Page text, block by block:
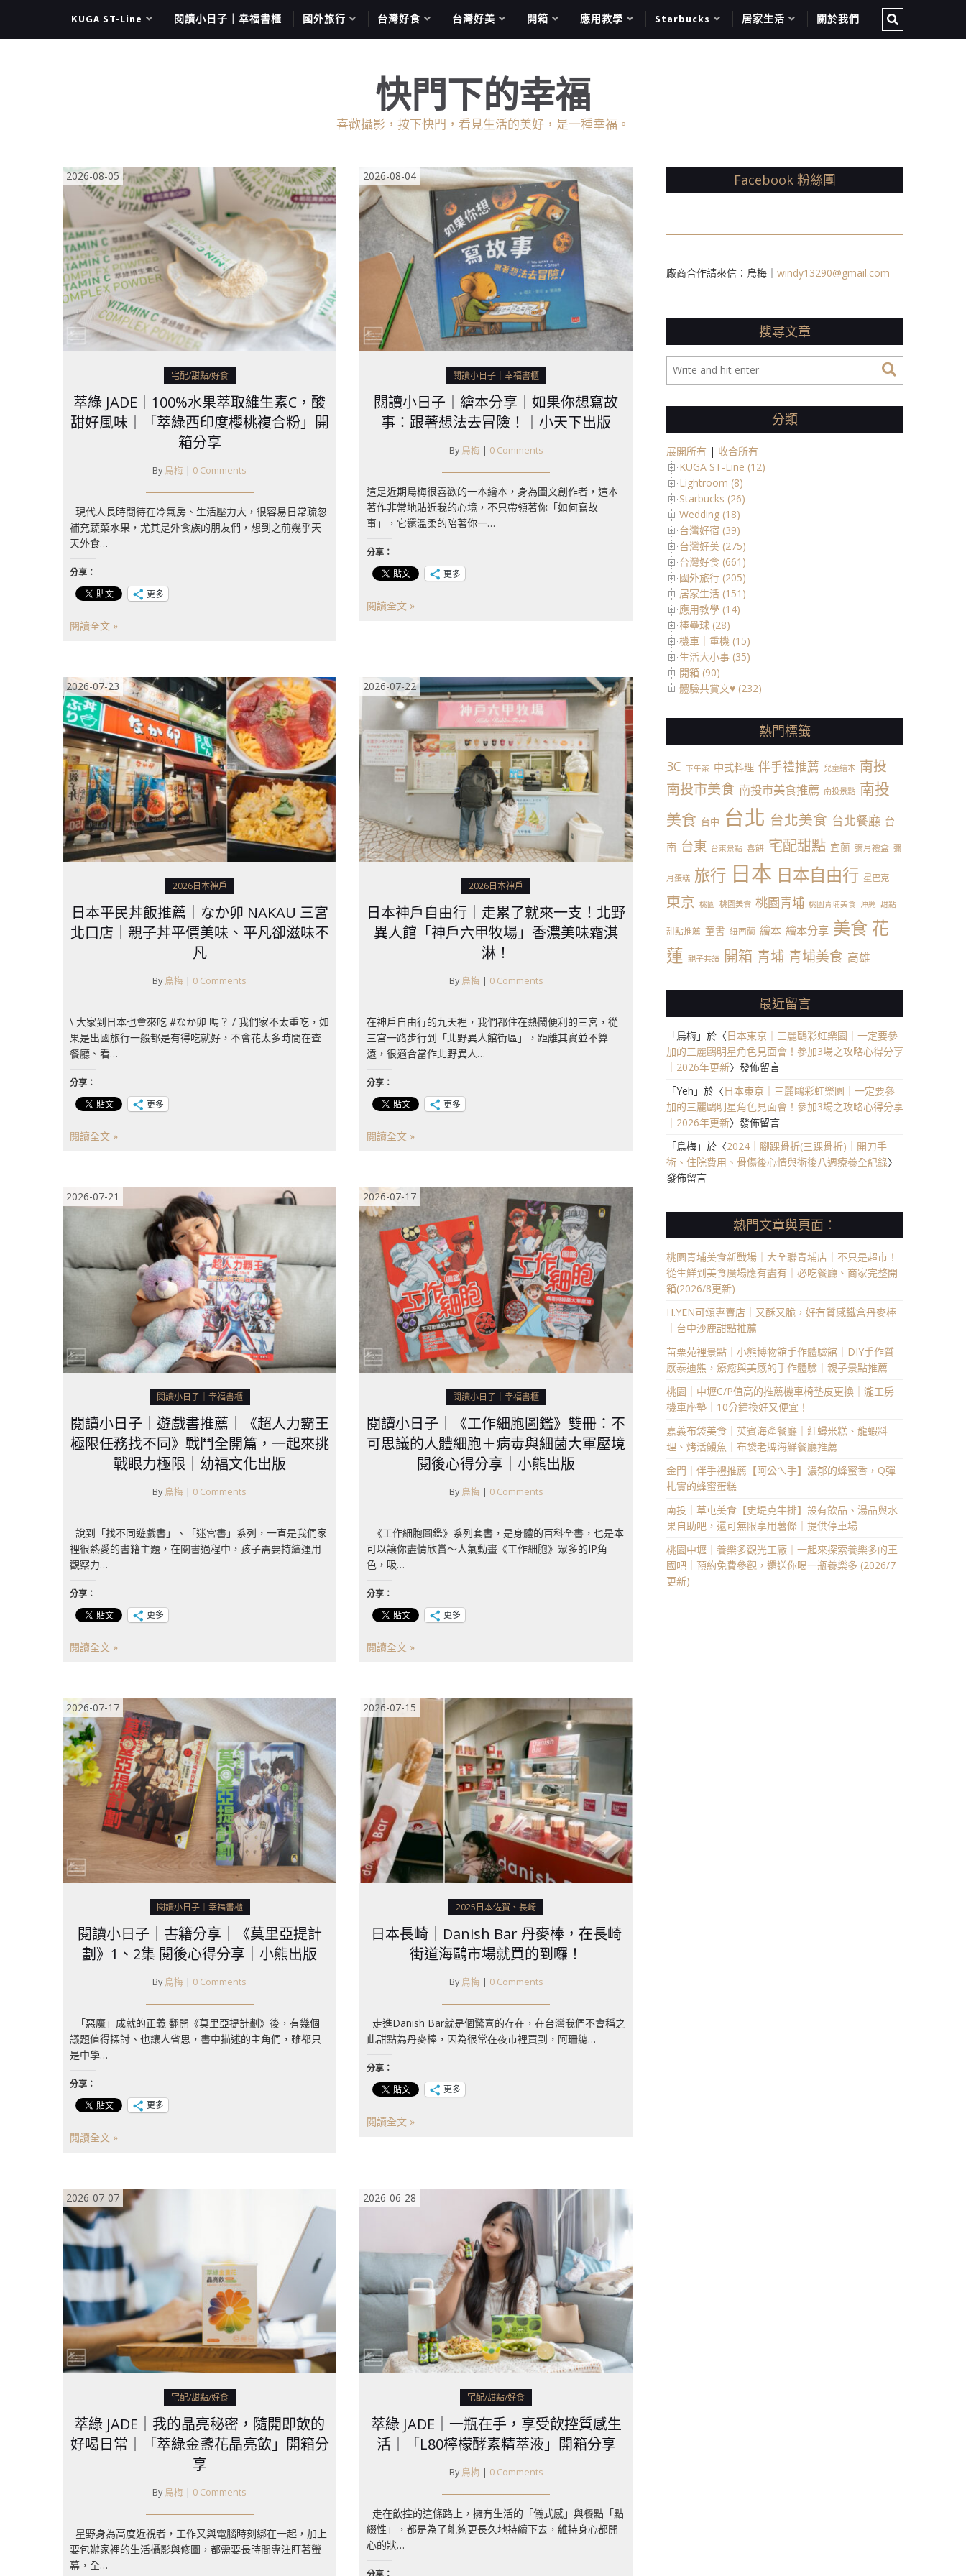
KUGA ST-Line 閱讀小日子｜幸福書櫃 國外旅行 台灣好食 台灣好美 開箱 應用教學 Starbucks 居家生活 關於我們
快門下的幸福
喜歡攝影，按下快門，看見生活的美好，是一種幸福。
2026-08-05
宅配/甜點/好食
萃綠 JADE｜100%水果萃取維生素C，酸
甜好風味｜「萃綠西印度櫻桃複合粉」開
箱分享
By 烏梅 | 0 Comments
現代人長時間待在冷氣房、生活壓力大，很容易日常疏忽
補充蔬菜水果，尤其是外食族的朋友們，想到之前幾乎天
天外食…
分享：
更多
閱讀全文 »
2026-08-04
閱讀小日子｜幸福書櫃
閱讀小日子｜繪本分享｜如果你想寫故
事：跟著想法去冒險！｜小天下出版
By 烏梅 | 0 Comments
這是近期烏梅很喜歡的一本繪本，身為圖文創作者，這本
著作非常地貼近我的心境，不只帶領著你「如何寫故
事」，它還溫柔的陪著你一…
分享：
更多
閱讀全文 »
2026-07-23
2026日本神戶
日本平民丼飯推薦｜なか卯 NAKAU 三宮
北口店｜親子丼平價美味、平凡卻滋味不
凡
By 烏梅 0 Comments
\ 大家到日本也會來吃 #なか卯 嗎？ / 我們家不太重吃，如
果是出國旅行一般都是有得吃就好，不會花太多時間在查
餐廳、看…
分享：
更多
閱讀全文 »
2026-07-22
2026日本神戶
日本神戶自由行｜走累了就來一支！北野
異人館「神戶六甲牧場」香濃美味霜淇
淋！
By 烏梅 0 Comments
在神戶自由行的九天裡，我們都住在熱鬧便利的三宮，從
三宮一路步行到「北野異人館街區」，距離其實並不算
遠，很適合當作北野異人…
分享：
更多
閱讀全文 »
2026-07-21
閱讀小日子｜幸福書櫃
閱讀小日子｜遊戲書推薦｜《超人力霸王
極限任務找不同》戰鬥全開篇，一起來挑
戰眼力極限｜幼福文化出版
By 烏梅 | 0 Comments
說到「找不同遊戲書」、「迷宮書」系列，一直是我們家
裡很熱愛的書籍主題，在閱書過程中，孩子需要持續運用
觀察力…
分享：
更多
閱讀全文 »
2026-07-17
閱讀小日子｜幸福書櫃
閱讀小日子｜《工作細胞圖鑑》雙冊：不
可思議的人體細胞＋病毒與細菌大軍壓境
閱後心得分享｜小熊出版
By 烏梅 | 0 Comments
《工作細胞圖鑑》系列套書，是身體的百科全書，也是本
可以讓你盡情欣賞～人氣動畫《工作細胞》眾多的IP角
色，吸…
分享：
更多
閱讀全文 »
2026-07-17
閱讀小日子｜幸福書櫃
閱讀小日子｜書籍分享｜《莫里亞提計
劃》1、2集 閱後心得分享｜小熊出版
By 烏梅 | 0 Comments
「惡魔」成就的正義 翻開《莫里亞提計劃》後，有幾個
議題值得探討、也讓人省思，書中描述的主角們，雖都只
是中學…
分享：
更多
閱讀全文 »
2026-07-15
2025日本佐賀、長崎
日本長崎｜Danish Bar 丹麥棒，在長崎
街道海鷗市場就買的到囉！
By 烏梅 | 0 Comments
​走進Danish Bar就是個驚喜的存在，在台灣我們不會稱之
此甜點為丹麥棒，因為很常在夜市裡買到，阿珊總…
分享：
更多
閱讀全文 »
2026-07-07
宅配/甜點/好食
萃綠 JADE｜我的晶亮秘密，隨開即飲的
好喝日常｜「萃綠金盞花晶亮飲」開箱分
享
By 烏梅 | 0 Comments
星野身為高度近視者，工作又與電腦時刻綁在一起，加上
要包辦家裡的生活攝影與修圖，都需要長時間專注盯著螢
幕，全…
2026-06-28
宅配/甜點/好食
萃綠 JADE｜一瓶在手，享受飲控質感生
活｜「L80檸檬酵素精萃液」開箱分享
By 烏梅 | 0 Comments
走在飲控的這條路上，擁有生活的「儀式感」與餐點「點
綴性」，都是為了能夠更長久地持續下去，維持身心都開
心的狀…
Facebook 粉絲團
廠商合作請來信：烏梅｜ windy13290@gmail.com
搜尋文章
分類
展開所有 | 收合所有
KUGA ST-Line (12)
Lightroom (8)
Starbucks (26)
Wedding (18)
台灣好宿 (39)
台灣好美 (275)
台灣好食 (661)
國外旅行 (205)
居家生活 (151)
應用教學 (14)
棒壘球 (28)
機車｜重機 (15)
生活大小事 (35)
開箱 (90)
體驗共賞文♥ (232)
熱門標籤
3C 下午茶 中式料理 伴手禮推薦 兒童繪本 南投
南投市美食 南投市美食推薦 南投景點 南投
美食 台中 台北 台北美食 台北餐廳 台
南 台東 台東景點 喜餅 宅配甜點 宜蘭 彌月禮盒 彌
月蛋糕 旅行 日本 日本自由行 星巴克
東京 桃園 桃園美食 桃園青埔 桃園青埔美食 沖繩 甜點
甜點推薦 童書 紐西蘭 繪本 繪本分享 美食 花
蓮 親子共讀 開箱 青埔 青埔美食 高雄
最近留言
「烏梅」於〈日本東京｜三麗鷗彩虹樂園｜一定要參
加的三麗鷗明星角色見面會！參加3場之攻略心得分享
｜2026年更新〉發佈留言
「Yeh 」於〈日本東京｜三麗鷗彩虹樂園｜一定要參
加的三麗鷗明星角色見面會！參加3場之攻略心得分享
｜2026年更新〉發佈留言
「烏梅」於〈2024｜腳踝骨折(三踝骨折)｜開刀手
術、住院費用、骨傷後心情與術後八週療養全紀錄〉
發佈留言
熱門文章與頁面︰
桃園青埔美食新戰場｜大全聯青埔店｜不只是超市！
從生鮮到美食廣場應有盡有｜必吃餐廳、商家完整開
箱(2026/8更新)
H.YEN可頌專賣店｜又酥又脆，好有質感鐵盒丹麥棒
｜台中沙鹿甜點推薦
苗栗苑裡景點｜小熊博物館手作體驗館｜DIY手作質
感泰迪熊，療癒與美感的手作體驗｜親子景點推薦
桃園｜中壢C/P值高的推薦機車椅墊皮更換｜瀧工房
機車座墊｜10分鐘換好又便宜！
嘉義布袋美食｜英賓海產餐廳｜紅蟳米糕、龍蝦料
理、烤活鰻魚｜布袋老牌海鮮餐廳推薦
金門｜伴手禮推薦【阿公ㄟ手】濃郁的蜂蜜香，Q彈
扎實的蜂蜜蛋糕
南投｜草屯美食【史堤克牛排】設有飲品、湯品與水
果自助吧，還可無限享用薯條｜提供停車場
桃園中壢｜養樂多觀光工廠｜一起來探索養樂多的王
國吧｜預約免費參觀，還送你喝一瓶養樂多 (2026/7
更新)